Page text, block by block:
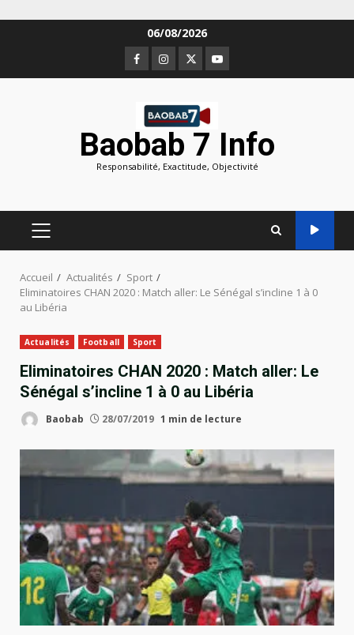
06/08/2026
Facebook
Instagram
TwitterYoutube
Baobab 7 Info
Responsabilité, Exactitude, Objectivité
MENU
PRINCIPAL
Accueil Actualités
Sport
Eliminatoires CHAN 2020 : Match aller: Le Sénégal s’incline 1 à 0
au Libéria
Actualités Football Sport
Eliminatoires CHAN 2020 : Match aller: Le
Sénégal s’incline 1 à 0 au Libéria
Baobab 28/07/2019 1 min de lecture